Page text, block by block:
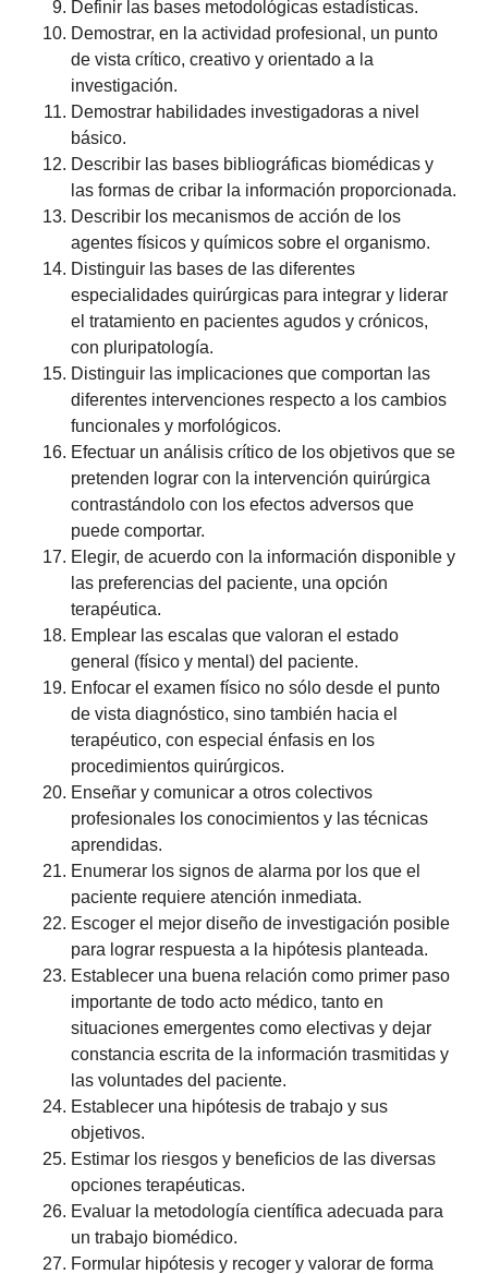
Definir las bases metodológicas estadísticas.
Demostrar, en la actividad profesional, un punto
de vista crítico, creativo y orientado a la
investigación.
Demostrar habilidades investigadoras a nivel
básico.
Describir las bases bibliográficas biomédicas y
las formas de cribar la información proporcionada.
Describir los mecanismos de acción de los
agentes físicos y químicos sobre el organismo.
Distinguir las bases de las diferentes
especialidades quirúrgicas para integrar y liderar
el tratamiento en pacientes agudos y crónicos,
con pluripatología.
Distinguir las implicaciones que comportan las
diferentes intervenciones respecto a los cambios
funcionales y morfológicos.
Efectuar un análisis crítico de los objetivos que se
pretenden lograr con la intervención quirúrgica
contrastándolo con los efectos adversos que
puede comportar.
Elegir, de acuerdo con la información disponible y
las preferencias del paciente, una opción
terapéutica.
Emplear las escalas que valoran el estado
general (físico y mental) del paciente.
Enfocar el examen físico no sólo desde el punto
de vista diagnóstico, sino también hacia el
terapéutico, con especial énfasis en los
procedimientos quirúrgicos.
Enseñar y comunicar a otros colectivos
profesionales los conocimientos y las técnicas
aprendidas.
Enumerar los signos de alarma por los que el
paciente requiere atención inmediata.
Escoger el mejor diseño de investigación posible
para lograr respuesta a la hipótesis planteada.
Establecer una buena relación como primer paso
importante de todo acto médico, tanto en
situaciones emergentes como electivas y dejar
constancia escrita de la información trasmitidas y
las voluntades del paciente.
Establecer una hipótesis de trabajo y sus
objetivos.
Estimar los riesgos y beneficios de las diversas
opciones terapéuticas.
Evaluar la metodología científica adecuada para
un trabajo biomédico.
Formular hipótesis y recoger y valorar de forma